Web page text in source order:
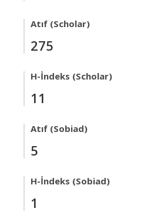
Atıf (Scholar)
275
H-İndeks (Scholar)
11
Atıf (Sobiad)
5
H-İndeks (Sobiad)
1